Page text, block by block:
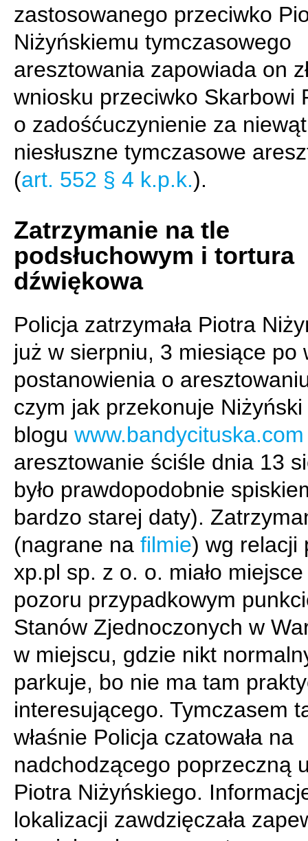
zastosowanego przeciwko
Niżyńskiemu tymczasowego
aresztowania zapowiada on
wniosku przeciwko Skarbowi
o zadośćuczynienie za
niesłuszne tymczasowe
(art. 552 § 4 k.p.k.).
Zatrzymanie na tle
podsłuchowym i tortura
dźwiękowa
Policja zatrzymała Piotra
już w sierpniu, 3 miesiące po
postanowienia o
czym jak przekonuje
blogu www.bandycituska.com
aresztowanie ściśle dnia 13
było prawdopodobnie
bardzo starej daty).
(nagrane na filmie) wg relacji
xp.pl sp. z o. o. miało
pozoru przypadkowym
Stanów Zjednoczonych w
w miejscu, gdzie nikt
parkuje, bo nie ma tam
interesującego. Tymczasem
właśnie Policja czatowała na
nadchodzącego poprzeczną
Piotra Niżyńskiego.
lokalizacji zawdzięczała